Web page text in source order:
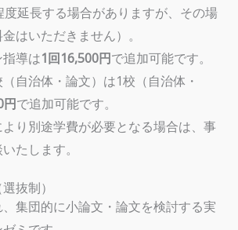
度延長する場合がありますが、その場
はいただきません）。
導は1回16,500円で追加可能です。
自治体・論文）は1校（自治体・
円で追加可能です。
り別途学費が必要となる場合は、事
たします。
抜制）
集団的に小論文・論文を検討する実